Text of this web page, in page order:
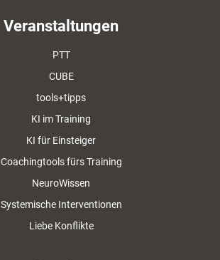
Veranstaltungen
PTT
CUBE
tools+tipps
KI im Training
KI für Einsteiger
Coachingtools fürs Training
NeuroWissen
Systemische Interventionen
Liebe Konflikte